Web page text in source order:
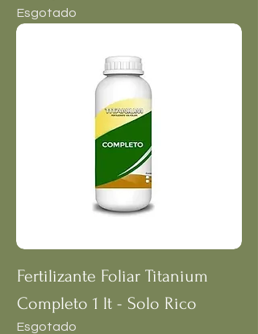
Esgotado
Fertilizante Foliar Titanium
Completo 1 lt - Solo Rico
Esgotado